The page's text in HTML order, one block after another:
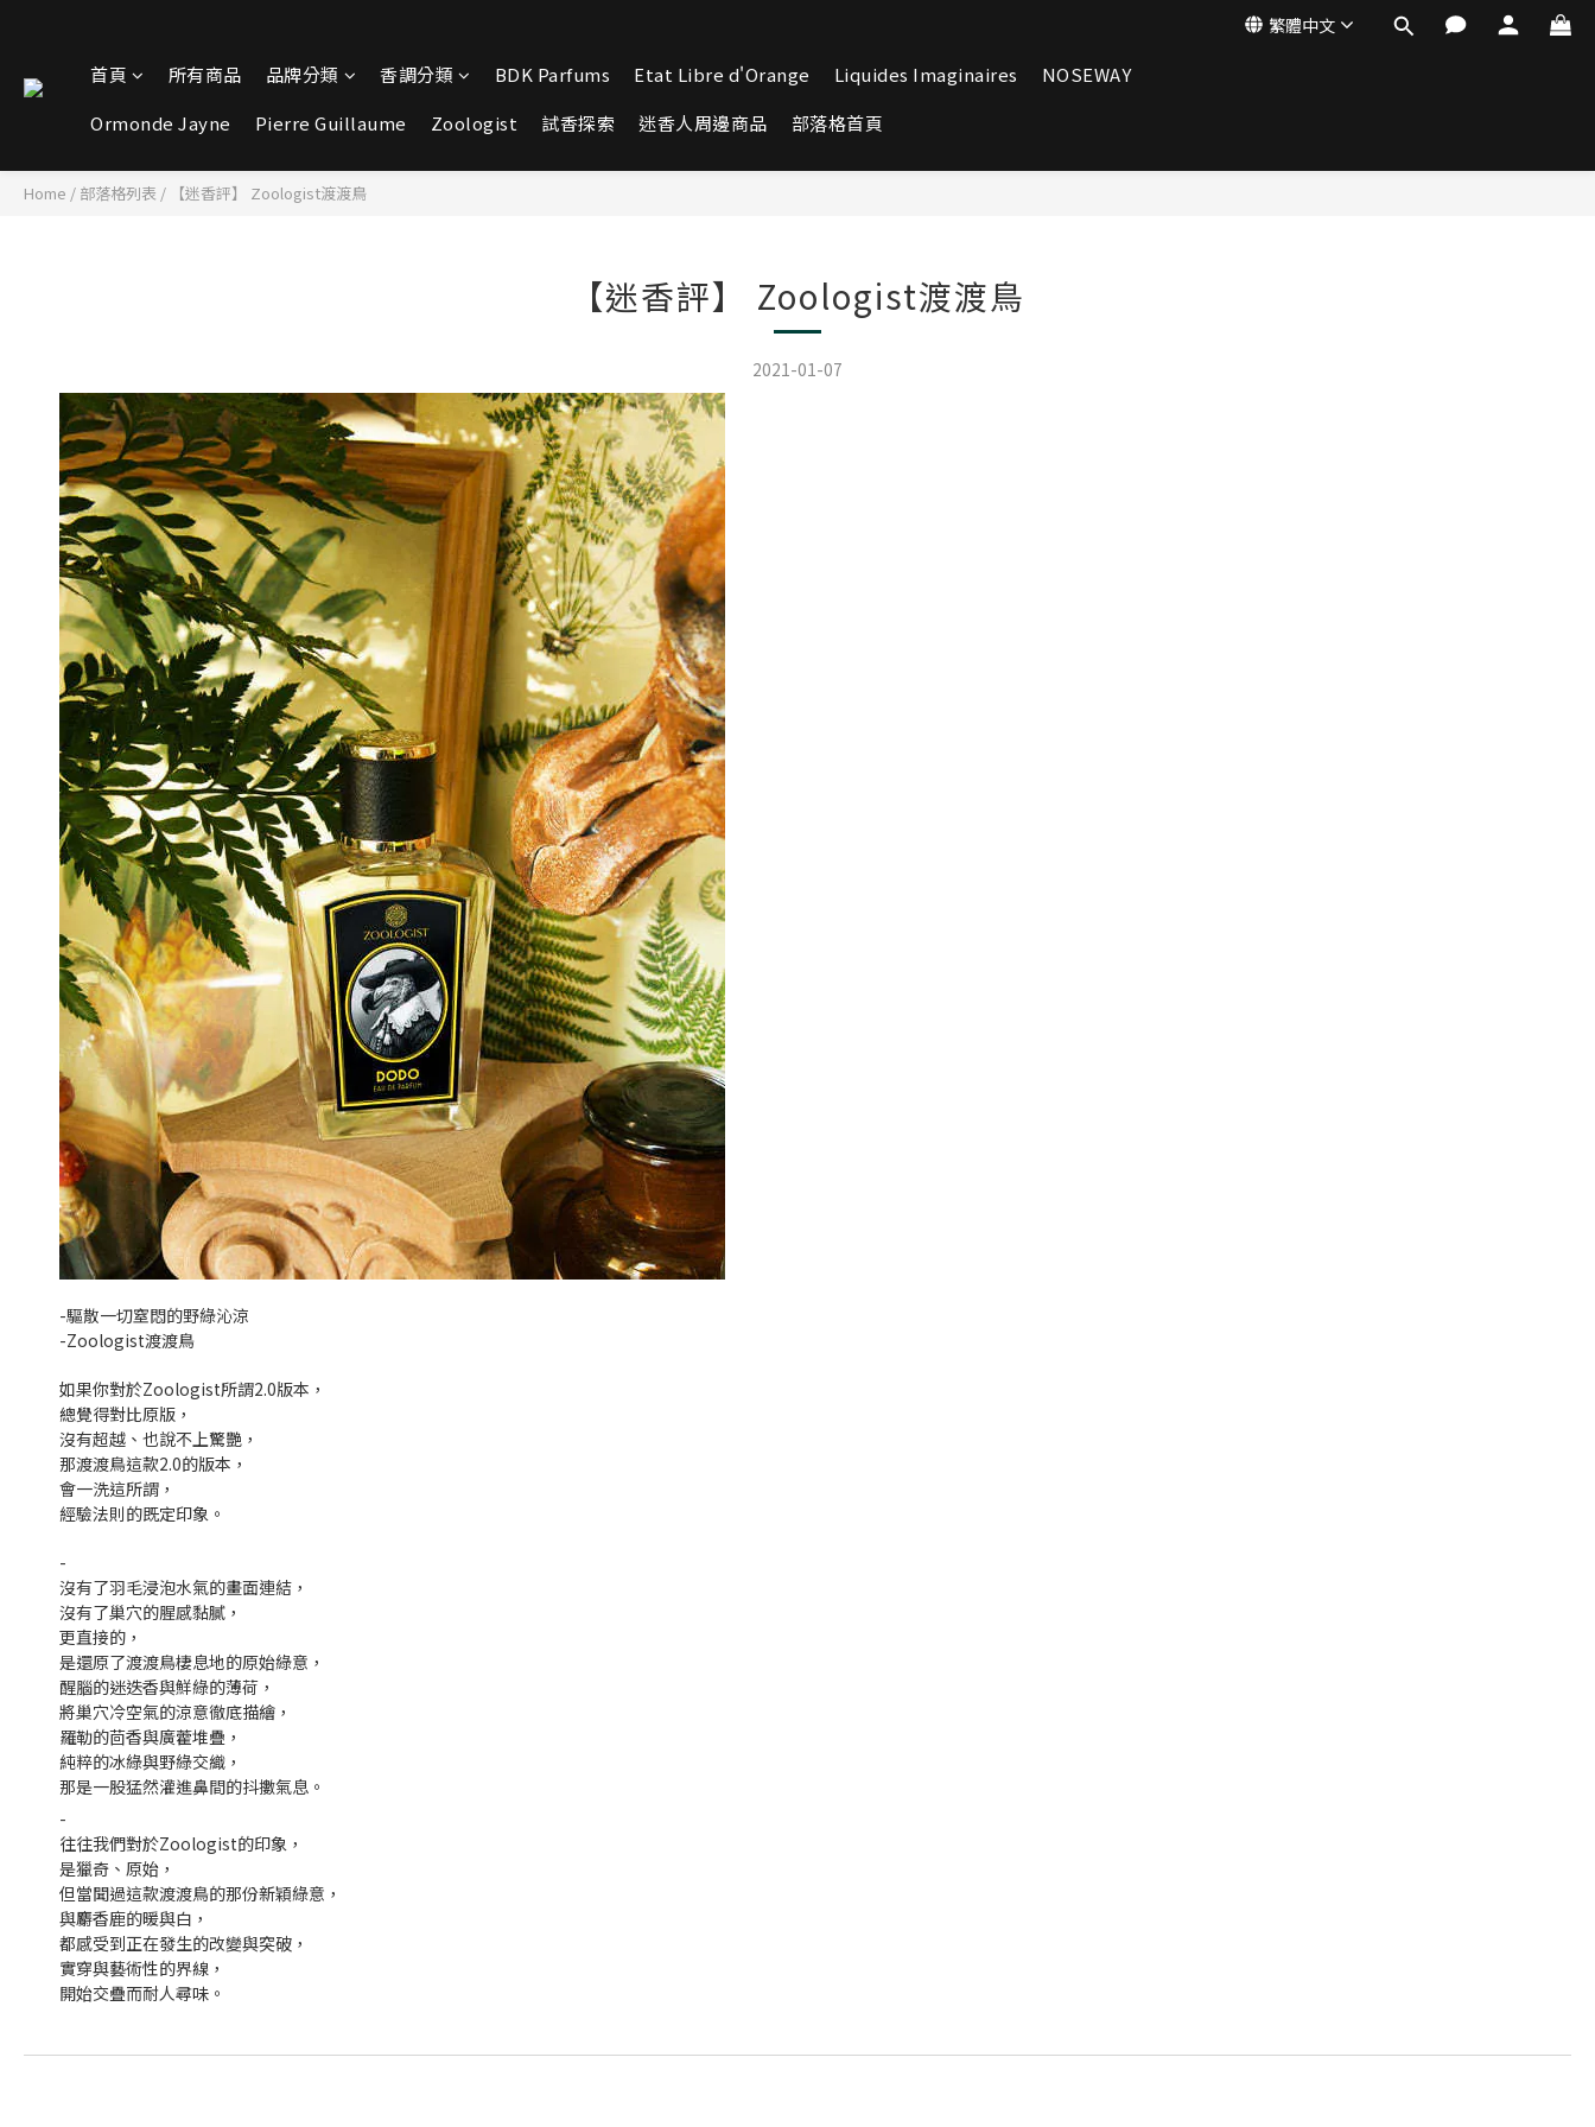
繁體中文
首頁 所有商品 品牌分類 香調分類 BDK Parfums Etat Libre d'Orange Liquides Imaginaires
NOSEWAY
Ormonde Jayne
Pierre Guillaume Zoologist 試香探索 迷香人周邊商品 部落格首頁
Home / 部落格列表 / 【迷香評】 Zoologist渡渡鳥
【迷香評】 Zoologist渡渡鳥
2021-01-07
-驅散一切窒悶的野綠沁涼
-Zoologist渡渡鳥
如果你對於Zoologist所謂2.0版本，
總覺得對比原版，
沒有超越、也說不上驚艷，
那渡渡鳥這款2.0的版本，
會一洗這所謂，
經驗法則的既定印象。
-
沒有了羽毛浸泡水氣的畫面連結，
沒有了巢穴的腥感黏膩，
更直接的，
是還原了渡渡鳥棲息地的原始綠意，
醒腦的迷迭香與鮮綠的薄荷，
將巢穴冷空氣的涼意徹底描繪，
羅勒的茴香與廣藿堆疊，
純粹的冰綠與野綠交織，
那是一股猛然灌進鼻間的抖擻氣息。
-
往往我們對於Zoologist的印象，
是獵奇、原始，
但當聞過這款渡渡鳥的那份新穎綠意，
與麝香鹿的暖與白，
都感受到正在發生的改變與突破，
實穿與藝術性的界線，
開始交疊而耐人尋味。